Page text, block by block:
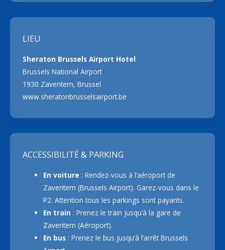
LIEU
Sheraton Brussels Airport Hotel
Brussels National Airport
1930 Zaventem, Brussel
www.sheratonbrusselsairport.be
ACCESSIBILITÉ & PARKING
En voiture : Rendez-vous à l’aéroport de
Zaventem (Brussels Airport). Garez-vous dans le
P2. Attention tous les parkings sont payants.
En train : Prenez le train jusqu’à la gare de
Zaventem (Aéroport).
En bus : Prenez le bus jusqu’à l’arrêt Brussels